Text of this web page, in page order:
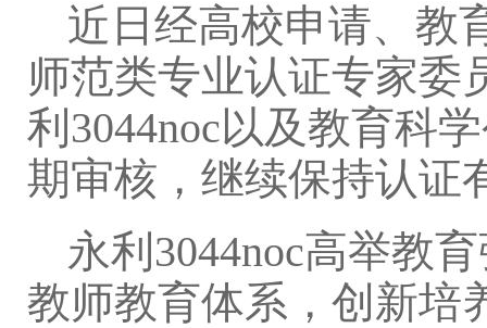
近日经高校申请、教
师范类专业认证专家委
利3044noc以及教育科
期审核，继续保持认证
永利3044noc高举教
教师教育体系，创新培